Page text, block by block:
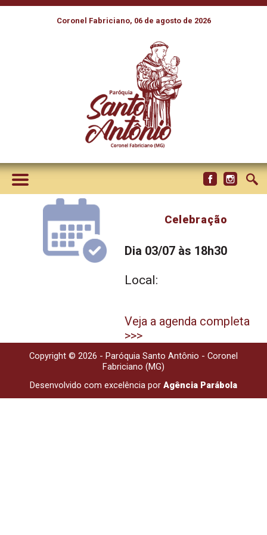
Coronel Fabriciano, 06 de agosto de 2026
Celebração
Dia 03/07 às 18h30
Local:
Veja a agenda completa
>>>
Copyright © 2026 - Paróquia Santo Antônio - Coronel
Fabriciano (MG)
Desenvolvido com excelência por Agência Parábola